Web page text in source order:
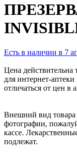
Есть в наличии в 7
Цена действительна
для интернет-
отличаться от цен в
Внешний вид товара
фотографии,
кассе.
подлежат.